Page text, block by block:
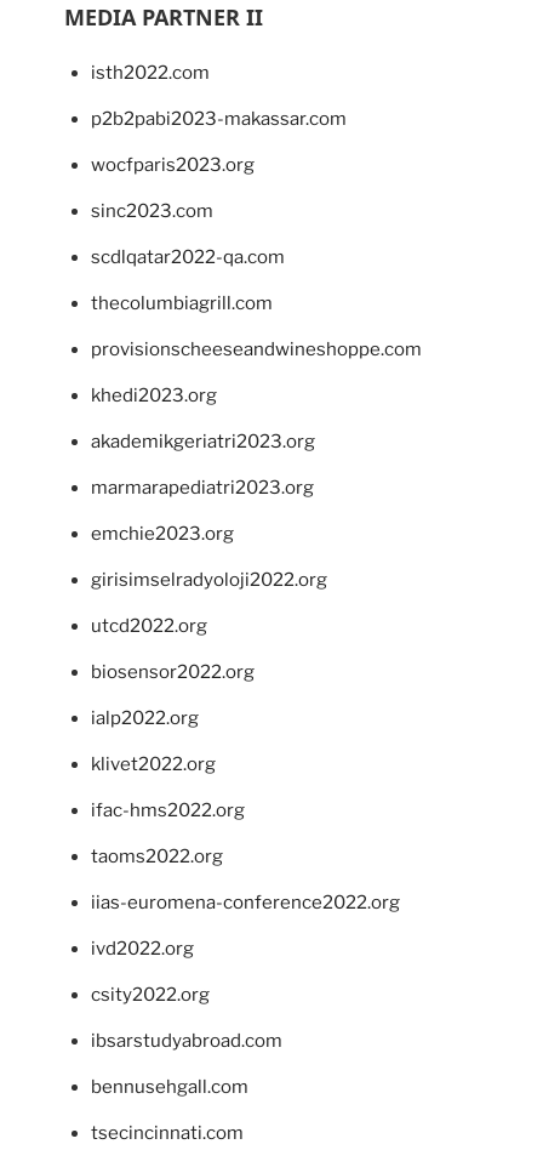
MEDIA PARTNER II
isth2022.com
p2b2pabi2023-makassar.com
wocfparis2023.org
sinc2023.com
scdlqatar2022-qa.com
thecolumbiagrill.com
provisionscheeseandwineshoppe.com
khedi2023.org
akademikgeriatri2023.org
marmarapediatri2023.org
emchie2023.org
girisimselradyoloji2022.org
utcd2022.org
biosensor2022.org
ialp2022.org
klivet2022.org
ifac-hms2022.org
taoms2022.org
iias-euromena-conference2022.org
ivd2022.org
csity2022.org
ibsarstudyabroad.com
bennusehgall.com
tsecincinnati.com